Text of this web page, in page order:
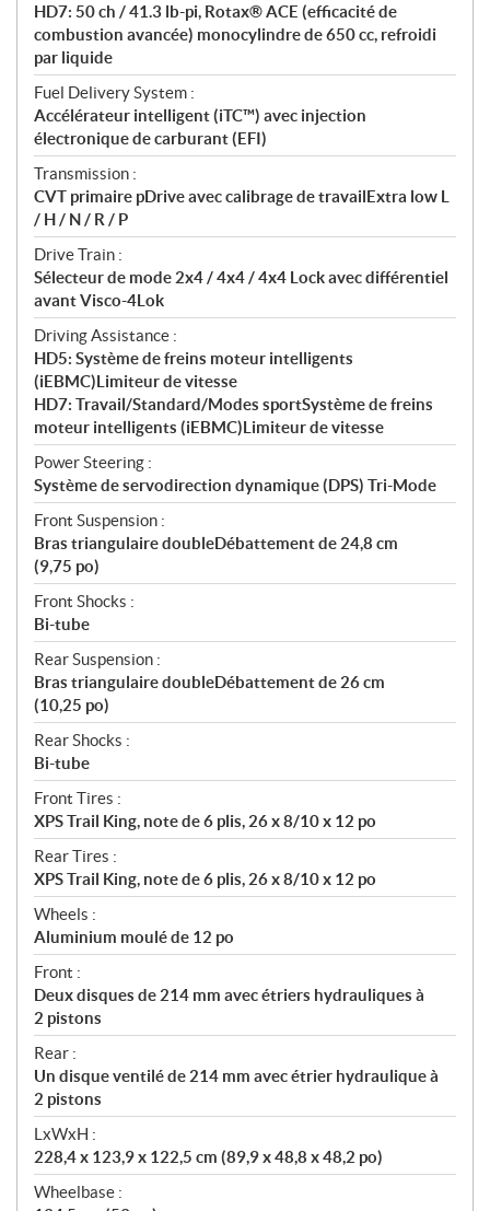
HD7: 50 ch / 41.3 lb-pi, Rotax® ACE (efficacité de
combustion avancée) monocylindre de 650 cc, refroidi
par liquide
Fuel Delivery System :
Accélérateur intelligent (iTC™) avec injection
électronique de carburant (EFI)
Transmission :
CVT primaire pDrive avec calibrage de travailExtra low L
/ H / N / R / P
Drive Train :
Sélecteur de mode 2x4 / 4x4 / 4x4 Lock avec différentiel
avant Visco-4Lok
Driving Assistance :
HD5: Système de freins moteur intelligents
(iEBMC)Limiteur de vitesse
HD7: Travail/Standard/Modes sportSystème de freins
moteur intelligents (iEBMC)Limiteur de vitesse
Power Steering :
Système de servodirection dynamique (DPS) Tri-Mode
Front Suspension :
Bras triangulaire doubleDébattement de 24,8 cm
(9,75 po)
Front Shocks :
Bi-tube
Rear Suspension :
Bras triangulaire doubleDébattement de 26 cm
(10,25 po)
Rear Shocks :
Bi-tube
Front Tires :
XPS Trail King, note de 6 plis, 26 x 8/10 x 12 po
Rear Tires :
XPS Trail King, note de 6 plis, 26 x 8/10 x 12 po
Wheels :
Aluminium moulé de 12 po
Front :
Deux disques de 214 mm avec étriers hydrauliques à
2 pistons
Rear :
Un disque ventilé de 214 mm avec étrier hydraulique à
2 pistons
LxWxH :
228,4 x 123,9 x 122,5 cm (89,9 x 48,8 x 48,2 po)
Wheelbase :